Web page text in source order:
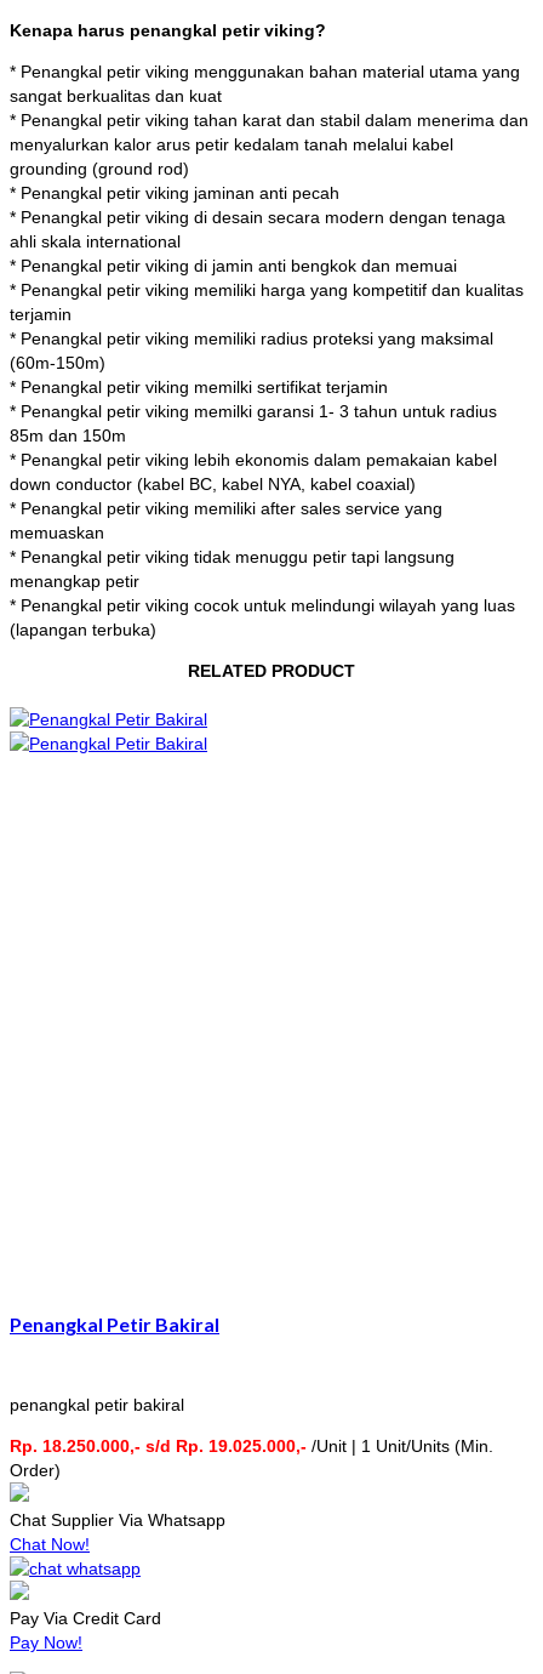
Kenapa harus penangkal petir viking?
* Penangkal petir viking menggunakan bahan material utama yang
sangat berkualitas dan kuat
* Penangkal petir viking tahan karat dan stabil dalam menerima dan
menyalurkan kalor arus petir kedalam tanah melalui kabel
grounding (ground rod)
* Penangkal petir viking jaminan anti pecah
* Penangkal petir viking di desain secara modern dengan tenaga
ahli skala international
* Penangkal petir viking di jamin anti bengkok dan memuai
* Penangkal petir viking memiliki harga yang kompetitif dan kualitas
terjamin
* Penangkal petir viking memiliki radius proteksi yang maksimal
(60m-150m)
* Penangkal petir viking memilki sertifikat terjamin
* Penangkal petir viking memilki garansi 1- 3 tahun untuk radius
85m dan 150m
* Penangkal petir viking lebih ekonomis dalam pemakaian kabel
down conductor (kabel BC, kabel NYA, kabel coaxial)
* Penangkal petir viking memiliki after sales service yang
memuaskan
* Penangkal petir viking tidak menuggu petir tapi langsung
menangkap petir
* Penangkal petir viking cocok untuk melindungi wilayah yang luas
(lapangan terbuka)
RELATED PRODUCT
Penangkal Petir Bakiral
penangkal petir bakiral
Rp. 18.250.000,- s/d Rp. 19.025.000,- /Unit | 1 Unit/Units (Min.
Order)
Chat Supplier Via Whatsapp
Chat Now!
Pay Via Credit Card
Pay Now!